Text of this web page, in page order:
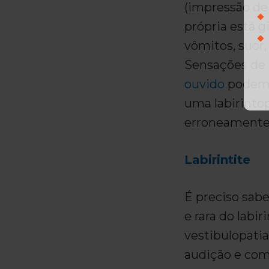
(impressão
própria está
vômitos, suor,
Sensações
ouvido
uma
Labirintite
É preciso
e rara do
audição e